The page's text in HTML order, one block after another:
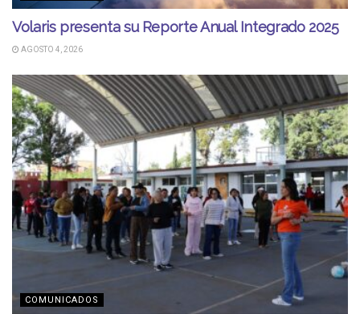
Volaris presenta su Reporte Anual Integrado 2025
AGOSTO 4, 2026
COMUNICADOS